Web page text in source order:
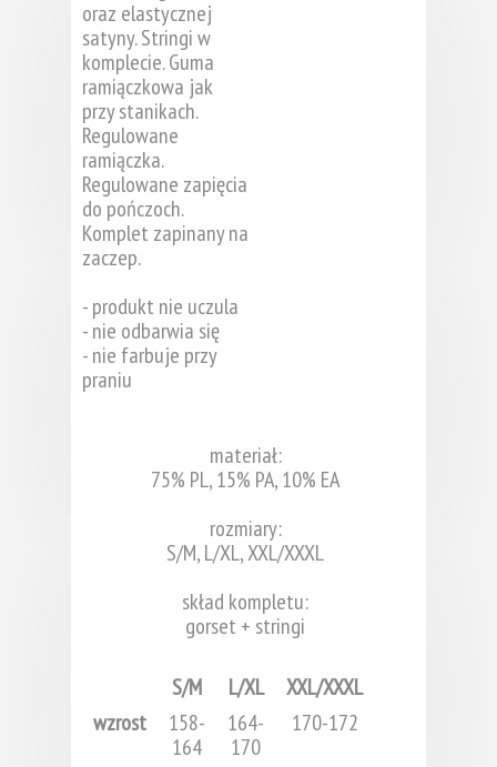
oraz elastycznej
satyny. Stringi w
komplecie. Guma
ramiączkowa jak
przy stanikach.
Regulowane
ramiączka.
Regulowane zapięcia
do pończoch.
Komplet zapinany na
zaczep.
- produkt nie uczula
- nie odbarwia się
- nie farbuje przy
praniu
materiał:
75% PL, 15% PA, 10% EA
rozmiary:
S/M, L/XL, XXL/XXXL
skład kompletu:
gorset + stringi
S/M L/XL
XXL/XXXL
wzrost
158-
164
164-
170
170-172